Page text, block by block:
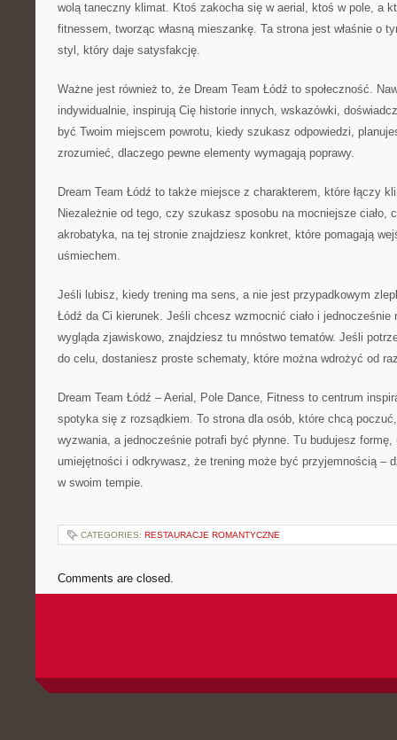
wolą taneczny klimat. Ktoś zakocha się w aerial, ktoś w pole, a
fitnessem, tworząc własną mieszankę. Ta strona jest właśnie o
styl, który daje satysfakcję.
Ważne jest również to, że Dream Team Łódź to społeczność.
indywidualnie, inspirują Cię historie innych, wskazówki,
być Twoim miejscem powrotu, kiedy szukasz odpowiedzi,
zrozumieć, dlaczego pewne elementy wymagają poprawy.
Dream Team Łódź to także miejsce z charakterem, które łączy
Niezależnie od tego, czy szukasz sposobu na mocniejsze ciało,
akrobatyka, na tej stronie znajdziesz konkret, które pomagają
uśmiechem.
Jeśli lubisz, kiedy trening ma sens, a nie jest przypadkowym
Łódź da Ci kierunek. Jeśli chcesz wzmocnić ciało i
wygląda zjawiskowo, znajdziesz tu mnóstwo tematów. Jeśli
do celu, dostaniesz proste schematy, które można wdrożyć od
Dream Team Łódź – Aerial, Pole Dance, Fitness to centrum
spotyka się z rozsądkiem. To strona dla osób, które chcą
wyzwania, a jednocześnie potrafi być płynne. Tu budujesz
umiejętności i odkrywasz, że trening może być przyjemnością –
w swoim tempie.
CATEGORIES: RESTAURACJE ROMANTYCZNE
Comments are closed.